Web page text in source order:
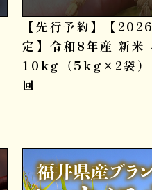
【先行予約】【
定】令和8年産 新
10kg（5kg×2袋
回